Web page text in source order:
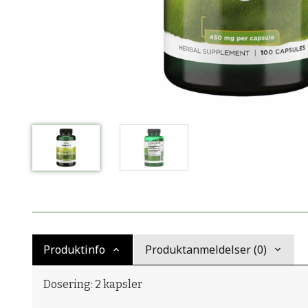
Produktinfo Produktanmeldelser (0)
Dosering: 2 kapsler